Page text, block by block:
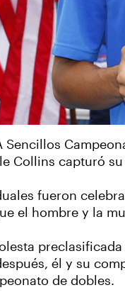
Sencillos
Collins capturó
fueron
el hombre y la
él y su
de dobles.